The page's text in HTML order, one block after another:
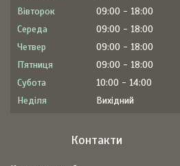
Вівторок
09:00
18:00
Середа
09:00
18:00
Четвер
09:00
18:00
Пʼятниця
09:00
18:00
Субота
10:00
14:00
Неділя
Вихідний
Контакти